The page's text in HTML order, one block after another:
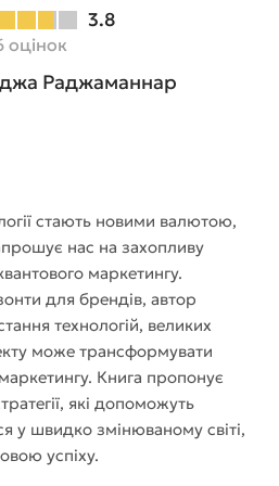
3.8
оцінок
Раджаманнар
стають новими валютою,
нас на захопливу
маркетингу.
для брендів, автор
технологій, великих
може трансформувати
Книга пропонує
які допоможуть
у швидко змінюваному світі,
успіху.